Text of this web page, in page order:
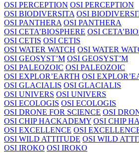
OSI PERCEPTION OSI PERCEPTION
OSI BIODIVERSITA OSI
OSI PANTHERA OSI PANTHERA
OSI CETA’BIOSPHERE OSI
OSI CETIS OSI CETIS
OSI WATER WATCH OSI WATER
OSI GEOSYST’M OSI GEOSYST’M
OSI PALEOZOIC OSI PALEOZOIC
OSI EXPLOR’EARTH OSI
OSI GLACIALIS OSI GLACIALIS
OSI UNIVERS OSI UNIVERS
OSI ECOLOGIS OSI ECOLOGIS
OSI DRONE FOR SCIENCE OSI
OSI CHIP HACKADEMY OSI CHIP
OSI EXCELLENCE OSI
OSI WILD ATTITUDE OSI WILD
OSI IROKO OSI IROKO